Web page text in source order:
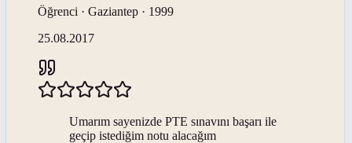
Öğrenci · Gaziantep · 1999
25.08.2017
Umarım sayenizde PTE sınavını başarı ile
geçip istediğim notu alacağım